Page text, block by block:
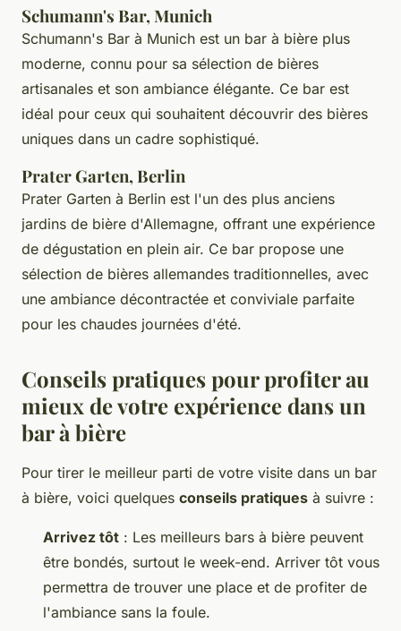
Schumann's Bar, Munich
Schumann's Bar à Munich est un bar à bière plus
moderne, connu pour sa sélection de bières
artisanales et son ambiance élégante. Ce bar est
idéal pour ceux qui souhaitent découvrir des bières
uniques dans un cadre sophistiqué.
Prater Garten, Berlin
Prater Garten à Berlin est l'un des plus anciens
jardins de bière d'Allemagne, offrant une expérience
de dégustation en plein air. Ce bar propose une
sélection de bières allemandes traditionnelles, avec
une ambiance décontractée et conviviale parfaite
pour les chaudes journées d'été.
Conseils pratiques pour profiter au
mieux de votre expérience dans un
bar à bière
Pour tirer le meilleur parti de votre visite dans un bar
à bière, voici quelques conseils pratiques à suivre :
Arrivez tôt : Les meilleurs bars à bière peuvent
être bondés, surtout le week-end. Arriver tôt vous
permettra de trouver une place et de profiter de
l'ambiance sans la foule.